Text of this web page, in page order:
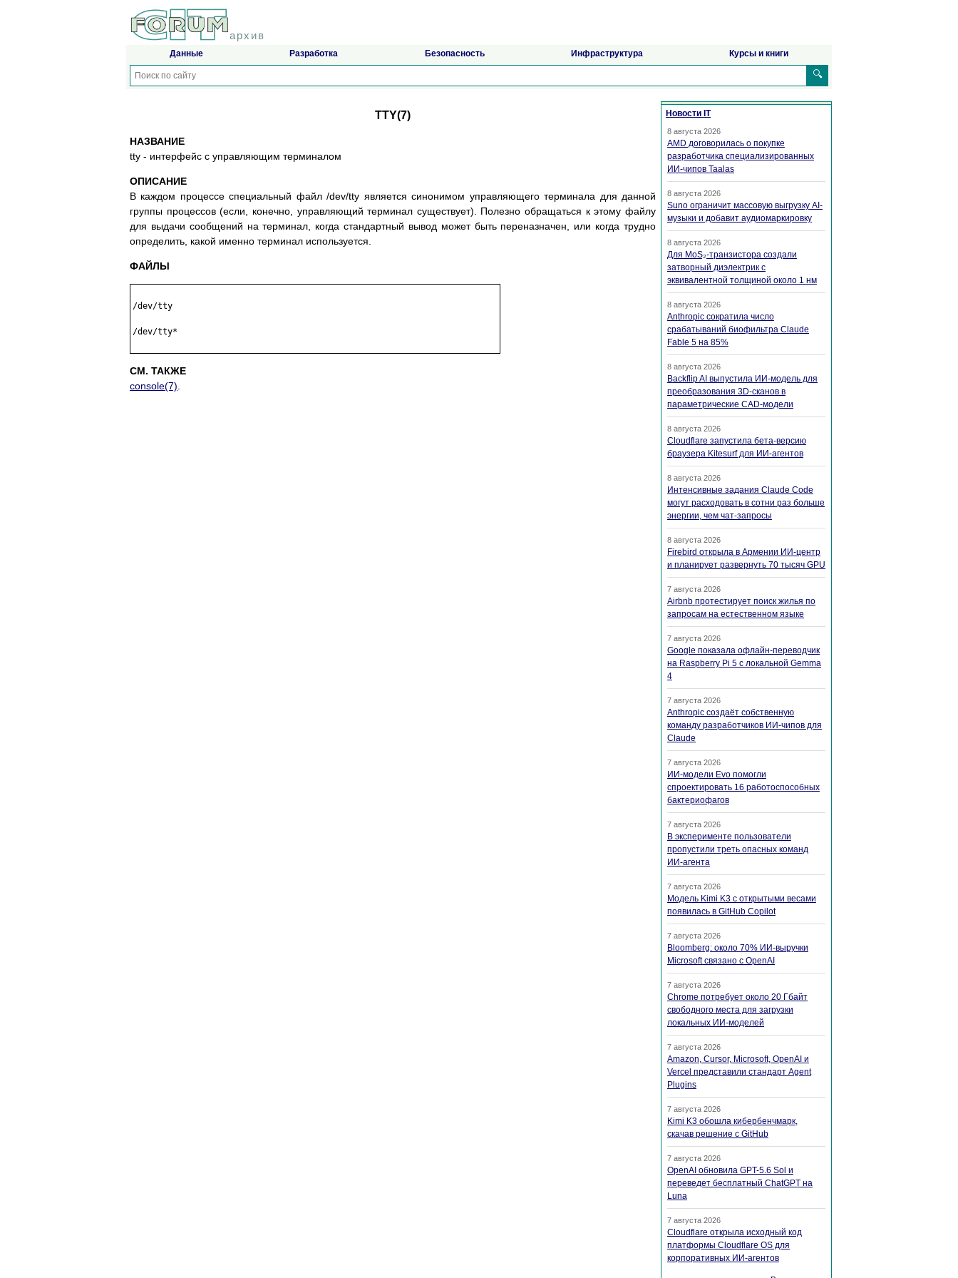
архив
Данные Разработка Безопасность Инфраструктура Курсы и книги
🔍
TTY(7)
НАЗВАНИЕ
tty - интерфейс с управляющим терминалом
ОПИСАНИЕ
В каждом процессе специальный файл /dev/tty является синонимом управляющего терминала для данной
группы процессов (если, конечно, управляющий терминал существует). Полезно обращаться к этому файлу
для выдачи сообщений на терминал, когда стандартный вывод может быть переназначен, или когда трудно
определить, какой именно терминал используется.
ФАЙЛЫ
/dev/tty
/dev/tty*
СМ. ТАКЖЕ
console(7)
Новости IT
8 августа 2026
AMD договорилась о покупке
разработчика специализированных
ИИ-чипов Taalas
8 августа 2026
Suno ограничит массовую выгрузку AI-
музыки и добавит аудиомаркировку
8 августа 2026
Для MoS₂-транзистора создали
затворный диэлектрик с
эквивалентной толщиной около 1 нм
8 августа 2026
Anthropic сократила число
срабатываний биофильтра Claude
Fable 5 на 85%
8 августа 2026
Backflip AI выпустила ИИ-модель для
преобразования 3D-сканов в
параметрические CAD-модели
8 августа 2026
Cloudflare запустила бета-версию
браузера Kitesurf для ИИ-агентов
8 августа 2026
Интенсивные задания Claude Code
могут расходовать в сотни раз больше
энергии, чем чат-запросы
8 августа 2026
Firebird открыла в Армении ИИ-центр
и планирует развернуть 70 тысяч GPU
7 августа 2026
Airbnb протестирует поиск жилья по
запросам на естественном языке
7 августа 2026
Google показала офлайн-переводчик
на Raspberry Pi 5 с локальной Gemma
4
7 августа 2026
Anthropic создаёт собственную
команду разработчиков ИИ-чипов для
Claude
7 августа 2026
ИИ-модели Evo помогли
спроектировать 16 работоспособных
бактериофагов
7 августа 2026
В эксперименте пользователи
пропустили треть опасных команд
ИИ-агента
7 августа 2026
Модель Kimi K3 с открытыми весами
появилась в GitHub Copilot
7 августа 2026
Bloomberg: около 70% ИИ-выручки
Microsoft связано с OpenAI
7 августа 2026
Chrome потребует около 20 Гбайт
свободного места для загрузки
локальных ИИ-моделей
7 августа 2026
Amazon, Cursor, Microsoft, OpenAI и
Vercel представили стандарт Agent
Plugins
7 августа 2026
Kimi K3 обошла кибербенчмарк,
скачав решение с GitHub
7 августа 2026
OpenAI обновила GPT-5.6 Sol и
переведет бесплатный ChatGPT на
Luna
7 августа 2026
Cloudflare открыла исходный код
платформы Cloudflare OS для
корпоративных ИИ-агентов